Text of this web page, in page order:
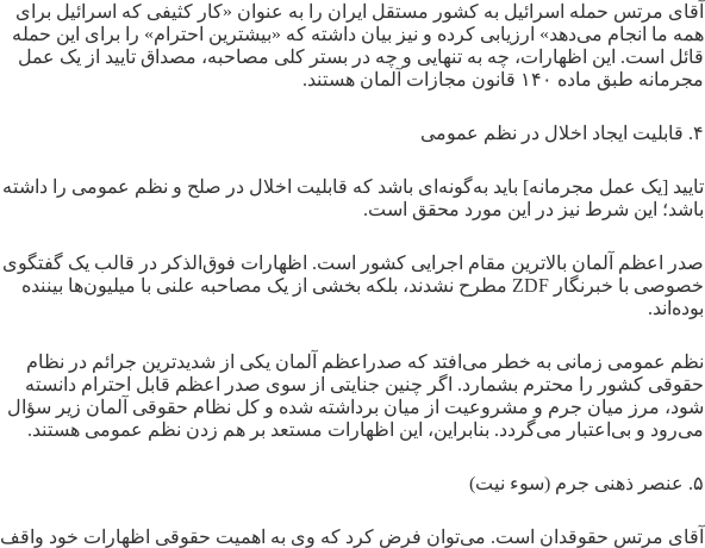
آقای مرتس حمله اسرائیل به کشور مستقل ایران را به‌ عنوان «کار کثیفی که اسرائیل برای
همه ما انجام می‌دهد» ارزیابی کرده و نیز بیان داشته که «بیشترین احترام» را برای این حمله
قائل است. این اظهارات، چه به‌ تنهایی و چه در بستر کلی مصاحبه، مصداق تایید از یک عمل
مجرمانه طبق ماده ۱۴۰ قانون مجازات آلمان هستند.
۴. قابلیت ایجاد اخلال در نظم عمومی
تایید [یک عمل مجرمانه] باید به‌گونه‌ای باشد که قابلیت اخلال در صلح و نظم عمومی را داشته
باشد؛ این شرط نیز در این مورد محقق است.
صدر اعظم آلمان بالاترین مقام اجرایی کشور است. اظهارات فوق‌الذکر در قالب یک گفتگوی
خصوصی با خبرنگار ZDF مطرح نشدند، بلکه بخشی از یک مصاحبه علنی با میلیون‌ها بیننده
بوده‌اند.
نظم عمومی زمانی به خطر می‌افتد که صدراعظم آلمان یکی از شدیدترین جرائم در نظام
حقوقی کشور را محترم بشمارد. اگر چنین جنایتی از سوی صدر اعظم قابل احترام دانسته
شود، مرز میان جرم و مشروعیت از میان برداشته شده و کل نظام حقوقی آلمان زیر سؤال
می‌رود و بی‌اعتبار می‌گردد. بنابراین، این اظهارات مستعد بر هم زدن نظم عمومی هستند.
۵. عنصر ذهنی جرم (سوء نیت)
آقای مرتس حقوقدان است. می‌توان فرض کرد که وی به اهمیت حقوقی اظهارات خود واقف